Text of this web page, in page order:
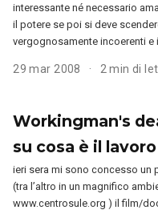
interessante né necessario
il potere se poi si deve
vergognosamente incoerenti
29 mar 2008 2 min di
Workingman's
su cosa è il lavoro
ieri sera mi sono concesso un
(tra l’altro in un magnifico
www.centrosule.org ) il film/